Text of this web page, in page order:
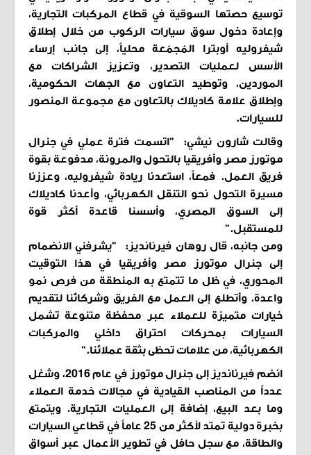
توسيع حصتها السوقية في قطاع المركبات التجارية،
وإعادة دخول سوق سيارات الركوب من خلال إطلاق
شيفروليه أوبترا المُجمّعة محلياً، إلى جانب إرساء
الأسس لعمليات التصدير، وتعزيز الشراكات مع
الموردين، وتوطيد التعاون مع الجهات الحكومية،
وإطلاق علامة كاديلاك بالتعاون مع مجموعة المنصور
للسيارات.
وقالت شارون نيشي: "اتسمت فترة عملي في جنرال
موتورز مصر وأفريقيا بالتحول والمرونة، مدفوعة بقوة
فريق العمل. فمعاً، استعدنا ريادة شيفروليه، وعززنا
مسيرة التحول نحو التنقل الكهربائي، وأعدنا كاديلاك
إلى السوق المصري، وأسسنا قاعدة أكثر قوة
للمستقبل."
ومن جانبه، قال روهان فيرنانديز: "يشرفني الانضمام
إلى جنرال موتورز مصر وأفريقيا في هذا التوقيت
المحوري، في ظل ما تتمتع به المنطقة من فرص نمو
واعدة. وأتطلع إلى العمل مع الفريق وشركائنا لتقديم
خيارات متميزة للعملاء عبر محفظة متنوعة تشمل
السيارات بمحركات احتراق داخلي والمركبات
الكهربائية، من علامات تحظى بثقة عملائنا."
انضم فيرنانديز إلى جنرال موتورز في عام 2016، وشغل
عدداً من المناصب القيادية في مجالات خدمة العملاء
وما بعد البيع، إضافة إلى العمليات التجارية. ويتمتع
بخبرة دولية تمتد لأكثر من 25 عاماً في قطاعي السيارات
والطاقة، مع سجل حافل في تطوير الأعمال عبر أسواق